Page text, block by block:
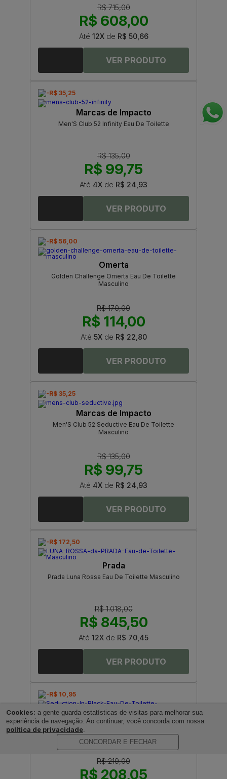
R$ 715,00
R$ 608,00
Até 12Xde R$ 50,66
-R$ 35,25
Marcas de Impacto
Men'S Club 52 Infinity Eau De Toilette
R$ 135,00
R$ 99,75
Até 4X de R$ 24,93
-R$ 56,00
Omerta
Golden Challenge Omerta Eau De Toilette
Masculino
R$ 170,00
R$ 114,00
Até 5Xde R$ 22,80
-R$ 35,25
Marcas de Impacto
Men'S Club 52 Seductive Eau De Toilette
Masculino
R$ 135,00
R$ 99,75
Até 4X de R$ 24,93
-R$ 172,50
Prada
Prada Luna Rossa Eau De Toilette Masculino
R$ 1.018,00
R$ 845,50
Até 12X de R$ 70,45
-R$ 10,95
Antonio Banderas
Seduction In Black Eau De Toilette Masculino by
Antonio Banderas
R$ 219,00
R$ 208,05
Cookies: a gente guarda estatísticas de visitas para melhorar sua
experiência de navegação. Ao continuar, você concorda com nossa
política de privacidade.
CONCORDAR E FECHAR